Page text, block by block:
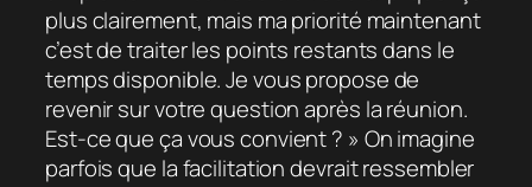
plus clairement, mais ma priorité maintenant
c’est de traiter les points restants dans le
temps disponible. Je vous propose de
revenir sur votre question après la réunion.
Est-ce que ça vous convient ? » On imagine
parfois que la facilitation devrait ressembler